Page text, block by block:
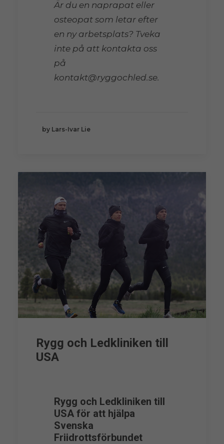
Är du en naprapat eller
osteopat som letar efter
en ny arbetsplats? Tveka
inte på att kontakta oss
på
kontakt@ryggochled.se.
by Lars-Ivar Lie
Rygg och Ledkliniken till
USA
Rygg och Ledkliniken till
USA för att hjälpa
Svenska
Friidrottsförbundet